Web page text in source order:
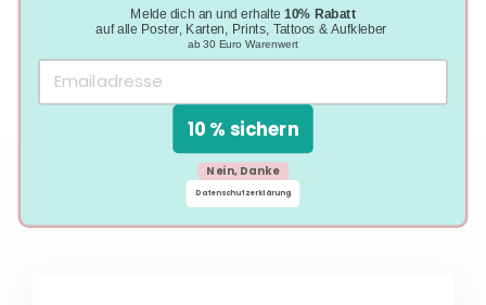
DAS SAGEN UNSERE KUNDEN
Melde dich an und erhalte10% Rabatt
auf alle Poster, Karten, Prints, Tattoos & Aufkleber
ab 30 Euro Warenwert
10 % sichern
Nein, Danke
Datenschutzerklärung